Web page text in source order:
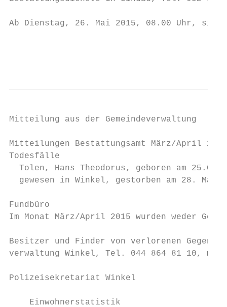
Ab Dienstag, 26. Mai 2015, 08.00 Uhr,
Mitteilung aus der Gemeindeverwaltung
Mitteilungen Bestattungsamt März/April 2015
Todesfälle
Tolen, Hans Theodorus, geboren am
gewesen in Winkel, gestorben am 28. März
Fundbüro
Im Monat März/April 2015 wurden weder
Besitzer und Finder von verlorenen
verwaltung Winkel, Tel. 044 864 81 10,
Polizeisekretariat Winkel
Einwohnerstatistik